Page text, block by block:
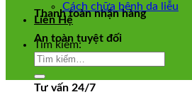
Thanh toàn nhận hàng
An toàn tuyệt đối
Tư vấn 24/7
Cách chữa bệnh da liễu
Liên Hệ
Tìm kiếm: